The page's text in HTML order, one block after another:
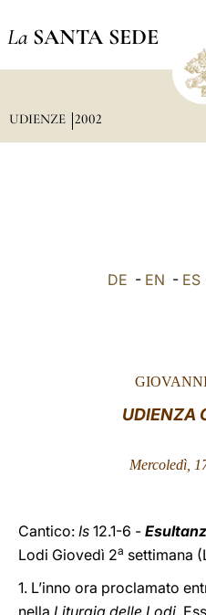
La SANTA SEDE
UDIENZE 2002
DE - EN - ES
UDIENZA
Mercoledì,
Cantico: Is 12.1-6 -
Lodi Giovedì 2a settimana
1. L’inno ora proclamato
nella Liturgia delle Lodi.